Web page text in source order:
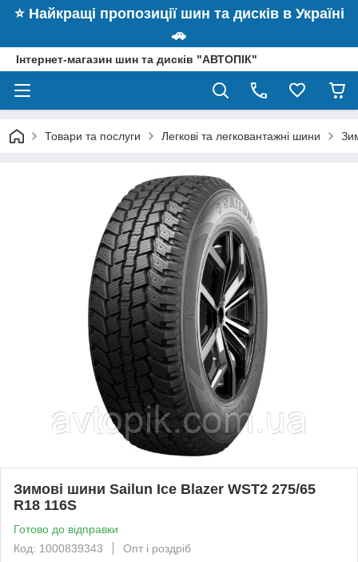
⭐️ Найкращі пропозиції шин та дисків в Україні
🚗
Інтернет-магазин шин та дисків "АВТОПІК"
Товари та послуги Легкові та легковантажні шини
Зимові шини Sailun Ice Blazer WST2 275/65
R18 116S
Готово до відправки
Код: 1000839343
Опт і роздріб